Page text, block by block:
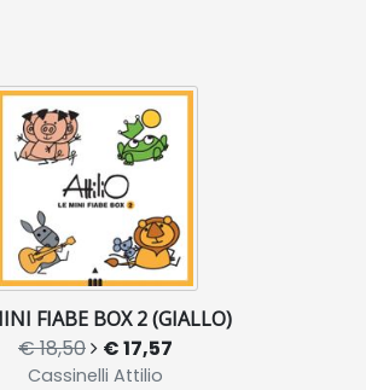
FIABE BOX 2 (GIALLO)
€ 18,50 € 17,57
Cassinelli Attilio